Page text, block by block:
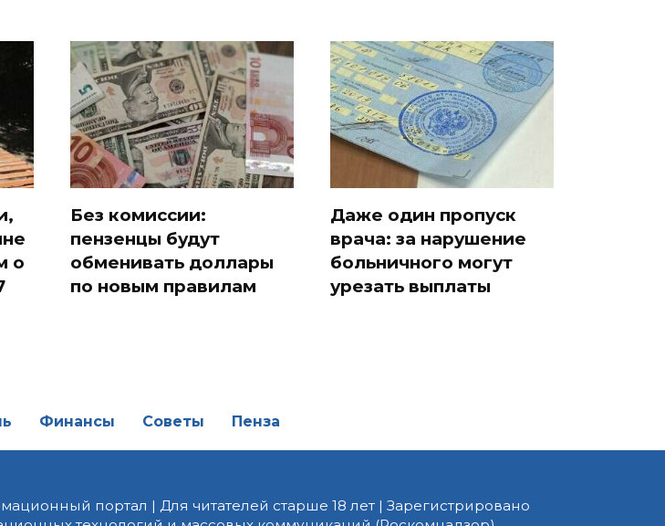
о
Без комиссии:
пензенцы будут
обменивать доллары
по новым правилам
Даже один пропуск
врача: за нарушение
больничного могут
урезать выплаты
Финансы Советы Пенза
портал | Для читателей старше 18 лет | Зарегистрировано